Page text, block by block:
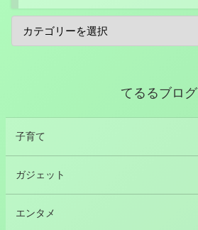
てるるブログ
子育て
ガジェット
エンタメ